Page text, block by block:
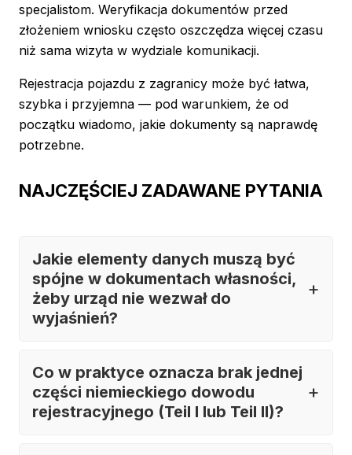
specjalistom. Weryfikacja dokumentów przed
złożeniem wniosku często oszczędza więcej czasu
niż sama wizyta w wydziale komunikacji.
Rejestracja pojazdu z zagranicy może być łatwa,
szybka i przyjemna — pod warunkiem, że od
początku wiadomo, jakie dokumenty są naprawdę
potrzebne.
NAJCZĘŚCIEJ ZADAWANE PYTANIA
Jakie elementy danych muszą być
spójne w dokumentach własności,
żeby urząd nie wezwał do
wyjaśnień?
Co w praktyce oznacza brak jednej
części niemieckiego dowodu
rejestracyjnego (Teil I lub Teil II)?